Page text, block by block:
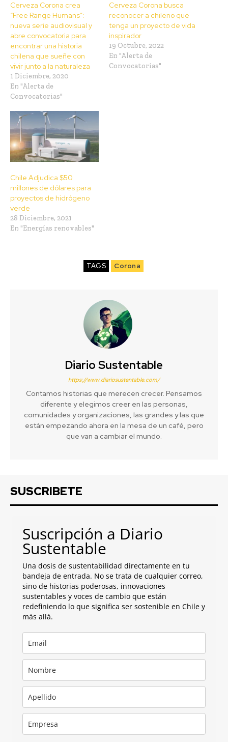
Cerveza Corona crea
“Free Range Humans”:
nueva serie audiovisual y
abre convocatoria para
encontrar una historia
chilena que sueñe con
vivir junto a la naturaleza
1 Diciembre, 2020
En "Alerta de
Convocatorias"
Cerveza Corona busca
reconocer a chileno que
tenga un proyecto de vida
inspirador
19 Octubre, 2022
En "Alerta de
Convocatorias"
Chile Adjudica $50
millones de dólares para
proyectos de hidrógeno
verde
28 Diciembre, 2021
En "Energías renovables"
TAGS Corona
Diario Sustentable
https://www.diariosustentable.com/
Contamos historias que merecen crecer. Pensamos
diferente y elegimos creer en las personas,
comunidades y organizaciones, las grandes y las que
están empezando ahora en la mesa de un café, pero
que van a cambiar el mundo.
SUSCRIBETE
Suscripción a Diario
Sustentable
Una dosis de sustentabilidad directamente en tu
bandeja de entrada. No se trata de cualquier correo,
sino de historias poderosas, innovaciones
sustentables y voces de cambio que están
redefiniendo lo que significa ser sostenible en Chile y
más allá.